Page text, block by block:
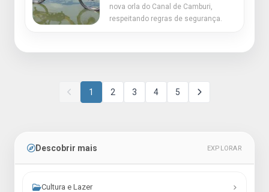
nova orla do Canal de Camburi,
respeitando regras de segurança.
1 2 3 4 5
Descobrir mais EXPLORAR
Cultura e Lazer